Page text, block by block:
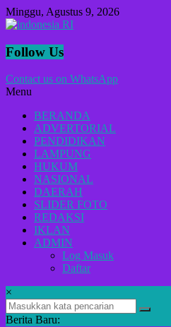
Lompat
ke
Minggu, Agustus 9, 2026
indonesia
Lugas
Menyikap
Berita,Terpercaya
Dan
Tegas
Follow Us
Contact us on WhatsApp
Menu
BERANDA
ADVERTORIAL
PENDIDIKAN
LAMPUNG
HUKUM
NASIONAL
DAERAH
SLIDER FOTO
REDAKSI
IKLAN
ADMIN
Log Masuk
Daftar
×
Berita Baru: